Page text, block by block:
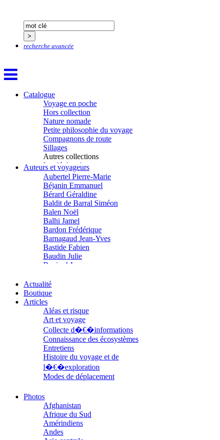
recherche avancée
Catalogue
Voyage en poche
Hors collection
Nature nomade
Petite philosophie du voyage
Compagnons de route
Sillages
Autres collections
La clé des champs
Chemins d’étoiles
Visions
Auteurs et voyageurs
Adjemian David
Alaux Marc
Allaert Lodewijk
Allano Joël
Allix Stéphane
Apprill Christophe
Ardillier-Carras Françoise
Arnould Jacques
Arseniev Vladimir
Aubertel Pierre-Marie
Béjanin Emmanuel
Bérard Géraldine
Baldit de Barral Siméon
Balen Noël
Balhi Jamel
Bardon Frédérique
Barnagaud Jean-Yves
Bastide Fabien
Baudin Julie
Baujard Jacques
Bellanger Marc
Bellec Hervé
Belleville Régis
Benestar Géraldine
Benoist Yann
Bertrand Jordane
Bertrandy Antoine
Bezsonov Youri
Bideau Michel-Cosme
Billard Yannick
Blanchet Anne-Lise
Bluntzer Christophe
Boch Anne-Laure
Boch Julie
Boclet-Weller Robin
Boillot Henri
Bonnem Éric
Actualité
Boutique
Articles
Aléas et risque
Art et voyage
Collecte d�€�informations
Connaissance des écosystèmes
Entretiens
Histoire du voyage et de
l�€�exploration
Modes de déplacement
Parcours choisis
Patrimoine
Petite ethnographie
Portraits
Questions de survie
Réflexions
Photos
Afghanistan
Afrique du Sud
Amérindiens
Andes